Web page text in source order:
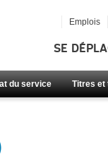
SE
du service Titres et
Emplois